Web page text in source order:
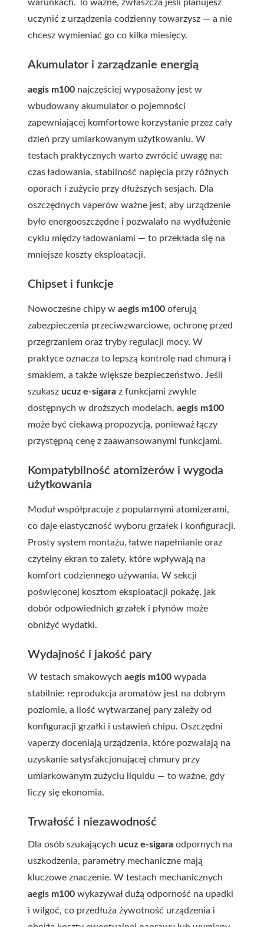
warunkach. To ważne, zwłaszcza jeśli planujesz
uczynić z urządzenia codzienny towarzysz — a nie
chcesz wymieniać go co kilka miesięcy.
Akumulator i zarządzanie energią
aegis m100 najczęściej wyposażony jest w
wbudowany akumulator o pojemności
zapewniającej komfortowe korzystanie przez cały
dzień przy umiarkowanym użytkowaniu. W
testach praktycznych warto zwrócić uwagę na:
czas ładowania, stabilność napięcia przy różnych
oporach i zużycie przy dłuższych sesjach. Dla
oszczędnych vaperów ważne jest, aby urządzenie
było energooszczędne i pozwalało na wydłużenie
cyklu między ładowaniami — to przekłada się na
mniejsze koszty eksploatacji.
Chipset i funkcje
Nowoczesne chipy w aegis m100 oferują
zabezpieczenia przeciwzwarciowe, ochronę przed
przegrzaniem oraz tryby regulacji mocy. W
praktyce oznacza to lepszą kontrolę nad chmurą i
smakiem, a także większe bezpieczeństwo. Jeśli
szukasz ucuz e-sigara z funkcjami zwykle
dostępnych w droższych modelach, aegis m100
może być ciekawą propozycją, ponieważ łączy
przystępną cenę z zaawansowanymi funkcjami.
Kompatybilność atomizerów i wygoda
użytkowania
Moduł współpracuje z popularnymi atomizerami,
co daje elastyczność wyboru grzałek i konfiguracji.
Prosty system montażu, łatwe napełnianie oraz
czytelny ekran to zalety, które wpływają na
komfort codziennego używania. W sekcji
poświęconej kosztom eksploatacji pokażę, jak
dobór odpowiednich grzałek i płynów może
obniżyć wydatki.
Wydajność i jakość pary
W testach smakowych aegis m100 wypada
stabilnie: reprodukcja aromatów jest na dobrym
poziomie, a ilość wytwarzanej pary zależy od
konfiguracji grzałki i ustawień chipu. Oszczędni
vaperzy doceniają urządzenia, które pozwalają na
uzyskanie satysfakcjonującej chmury przy
umiarkowanym zużyciu liquidu — to ważne, gdy
liczy się ekonomia.
Trwałość i niezawodność
Dla osób szukających ucuz e-sigara odpornych na
uszkodzenia, parametry mechaniczne mają
kluczowe znaczenie. W testach mechanicznych
aegis m100 wykazywał dużą odporność na upadki
i wilgoć, co przedłuża żywotność urządzenia i